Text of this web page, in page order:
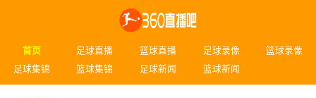
首页 足球直播 篮球直播 足球录像
篮球录像
足球集锦
篮球集锦 足球新闻 篮球新闻